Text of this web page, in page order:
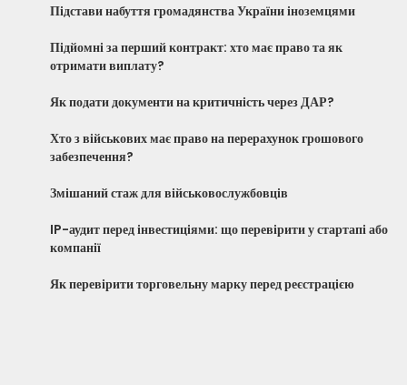
Підстави набуття громадянства України іноземцями
Підйомні за перший контракт: хто має право та як
отримати виплату?
Як подати документи на критичність через ДАР?
Хто з військових має право на перерахунок грошового
забезпечення?
Змішаний стаж для військовослужбовців
IP-аудит перед інвестиціями: що перевірити у стартапі або
компанії
Як перевірити торговельну марку перед реєстрацією